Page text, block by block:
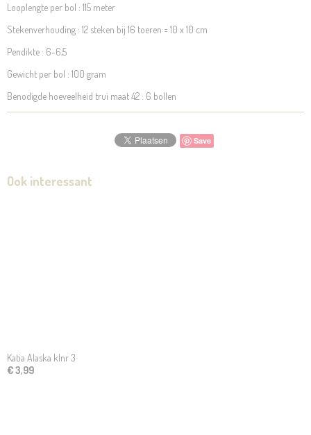
Looplengte per bol : 115 meter
Stekenverhouding : 12 steken bij 16 toeren = 10 x 10 cm
Pendikte : 6-6,5
Gewicht per bol : 100 gram
Benodigde hoeveelheid trui maat 42 : 6 bollen
Save
Ook interessant
Katia Alaska klnr 3
€ 3,99